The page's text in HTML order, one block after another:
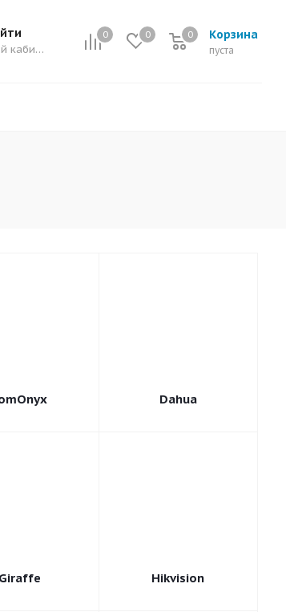
0 0 Корзина
0
пуста
0
Мой кабинет
Dahua
Giraffe Hikvision